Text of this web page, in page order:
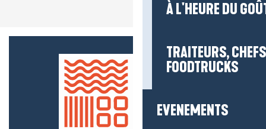
À L'HEURE DU
TRAITEURS,
FOODTRUCKS
EVENEMENTS